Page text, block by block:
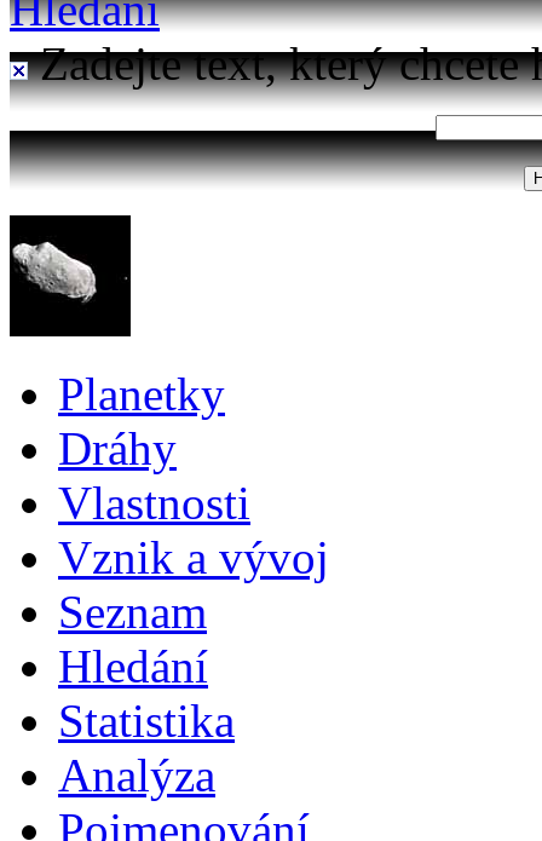
Zadejte text, který chcete
Planetky
Dráhy
Vlastnosti
Vznik a vývoj
Seznam
Hledání
Statistika
Analýza
Pojmenování